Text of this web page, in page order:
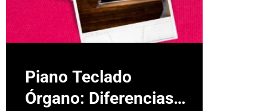
Piano Teclado
Órgano: Diferencias